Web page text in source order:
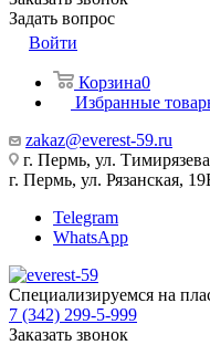
Задать вопрос
Войти
Корзина0
Избранные
zakaz@everest-59.ru
г. Пермь, ул.
г. Пермь, ул. Рязанская,
Telegram
WhatsApp
Специализируемся на
7 (342) 299-5-999
Заказать звонок